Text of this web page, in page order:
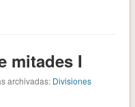
mitades I
archivadas: Divisiones